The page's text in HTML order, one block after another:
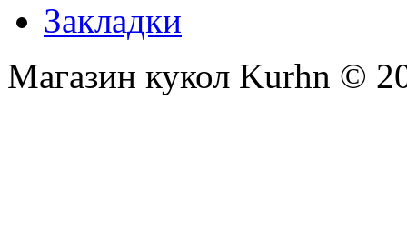
Закладки
Магазин кукол Kurhn ©